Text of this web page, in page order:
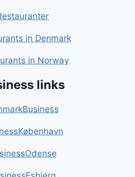
in Denmark
in Norway
links